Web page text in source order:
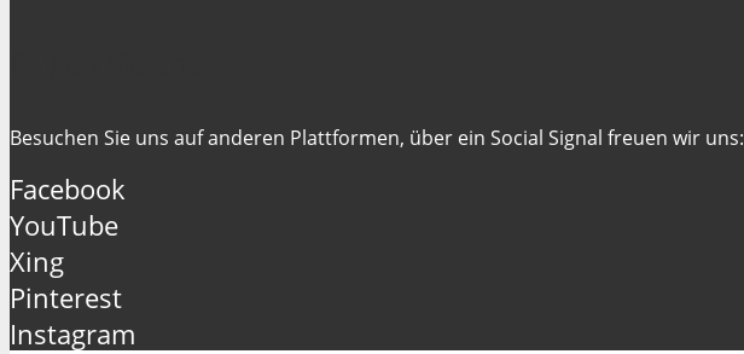
Besuchen Sie uns auf anderen Plattformen, über ein Social Signal freuen wir uns:
Facebook
YouTube
Xing
Pinterest
Instagram